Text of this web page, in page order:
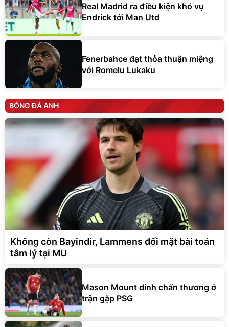
Real Madrid ra điều kiện khó vụ
Endrick tới Man Utd
Fenerbahce đạt thỏa thuận miệng
với Romelu Lukaku
BÓNG ĐÁ ANH
Không còn Bayindir, Lammens đối mặt bài toán
tâm lý tại MU
Mason Mount dính chấn thương ở
trận gặp PSG